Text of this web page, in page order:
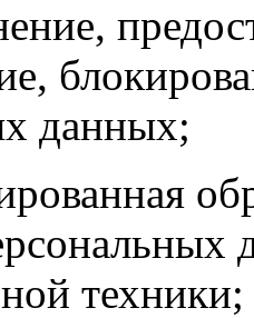
данных;